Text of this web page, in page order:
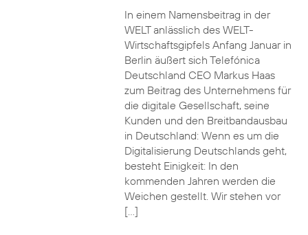
In einem Namensbeitrag in der
WELT anlässlich des WELT-
Wirtschaftsgipfels Anfang Januar in
Berlin äußert sich Telefónica
Deutschland CEO Markus Haas
zum Beitrag des Unternehmens für
die digitale Gesellschaft, seine
Kunden und den Breitbandausbau
in Deutschland: Wenn es um die
Digitalisierung Deutschlands geht,
besteht Einigkeit: In den
kommenden Jahren werden die
Weichen gestellt. Wir stehen vor
[…]